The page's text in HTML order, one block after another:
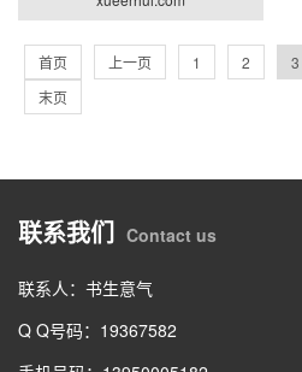
首页 上一页 1 2 3
末页
联系我们 Contact us
联系人：书生意气
Q Q号码：19367582